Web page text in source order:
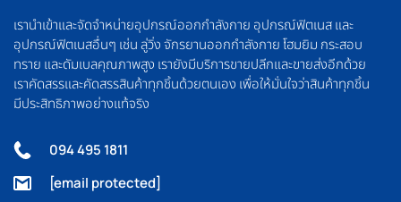
เรานำเข้าและจัดจำหน่ายอุปกรณ์ออกกำลังกาย อุปกรณ์ฟิตเนส และ
อุปกรณ์ฟิตเนสอื่นๆ เช่น ลู่วิ่ง จักรยานออกกำลังกาย โฮมยิม กระสอบ
ทราย และดัมเบลคุณภาพสูง เรายังมีบริการขายปลีกและขายส่งอีกด้วย
เราคัดสรรและคัดสรรสินค้าทุกชิ้นด้วยตนเอง เพื่อให้มั่นใจว่าสินค้าทุกชิ้น
มีประสิทธิภาพอย่างแท้จริง
094 495 1811
[email protected]